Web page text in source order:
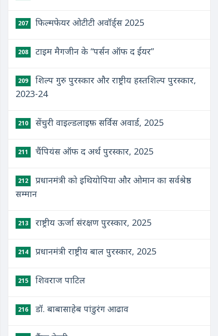
207 फिल्मफेयर ओटीटी अवॉर्ड्स 2025
208 टाइम मैगजीन के “पर्सन ऑफ द ईयर”
209
शिल्प गुरु पुरस्कार और राष्ट्रीय हस्तशिल्प पुरस्कार,
2023-24
210 सेंचुरी वाइल्डलाइफ़ सर्विस अवार्ड, 2025
211 चैंपियंस ऑफ द अर्थ पुरस्कार, 2025
212
प्रधानमंत्री को इथियोपिया और ओमान का सर्वश्रेष्ठ
सम्मान
213 राष्ट्रीय ऊर्जा संरक्षण पुरस्कार, 2025
214 प्रधानमंत्री राष्ट्रीय बाल पुरस्कार, 2025
215 शिवराज पाटिल
216 डॉ. बाबासाहेब पांडुरंग आढाव